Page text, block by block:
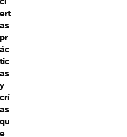
ert
as
pr
ác
tic
as
y
crí
as
qu
e